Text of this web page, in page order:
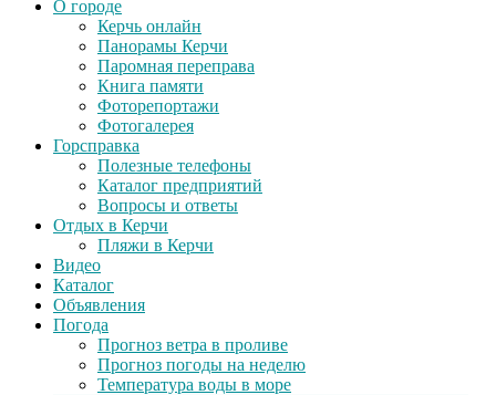
О городе
Керчь онлайн
Панорамы Керчи
Паромная переправа
Книга памяти
Фоторепортажи
Фотогалерея
Горсправка
Полезные телефоны
Каталог предприятий
Вопросы и ответы
Отдых в Керчи
Пляжи в Керчи
Видео
Каталог
Объявления
Погода
Прогноз ветра в проливе
Прогноз погоды на неделю
Температура воды в море